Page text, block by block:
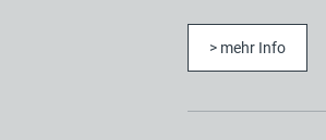
> mehr Info